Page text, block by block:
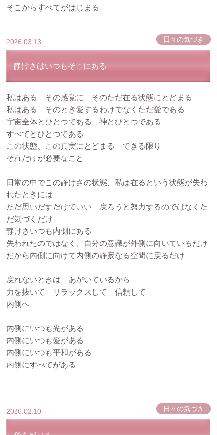
そこからすべてがはじまる
日々の気づき
2026.03.13
静けさはいつもそこにある
私はある その感覚に そのただ在る状態にとどまる
私はある そのとき愛するわけでなくただ愛である
宇宙全体とひとつである 神とひとつである
すべてとひとつである
この状態、この真実にとどまる できる限り
それだけが必要なこと
日常の中でこの静けさの状態、私は在るという状態が失わ
れたときには
ただ思いだすだけでいい 戻ろうと努力するのではなくた
だ気づくだけ
静けさいつも内側にある
失われたのではなく、自分の意識が外側に向いているだけ
だから内側に向けて内側の静寂なる空間に戻るだけ
戻れないときは あがいているから
力を抜いて リラックスして 信頼して
内側へ
内側にいつも光がある
内側にいつも愛がある
内側にいつも平和がある
内側にすべてがある
日々の気づき
2026.02.10